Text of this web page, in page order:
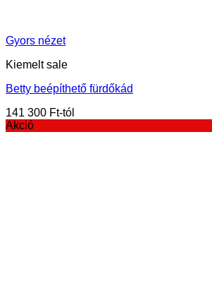
Gyors nézet
Kiemelt sale
Betty beépíthető fürdőkád
141 300 Ft
Akció